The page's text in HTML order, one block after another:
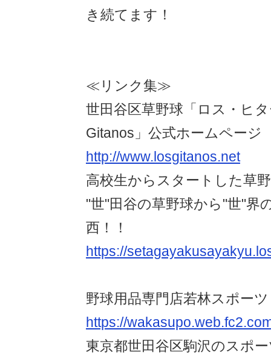
き続てます！
≪リンク集≫
世田谷区草野球「ロス・ヒ
Gitanos」公式ホームページ
http://www.losgitanos.net
高校生からスタートした草
"世"田谷の草野球から"世"界
西！！
https://
野球用品専門店若林スポーツ
https://
東京都世田谷区駒沢のスポ